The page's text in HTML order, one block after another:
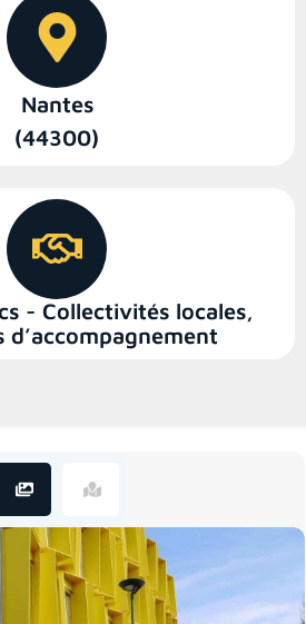
Nantes
(44300)
- Collectivités locales,
d’accompagnement